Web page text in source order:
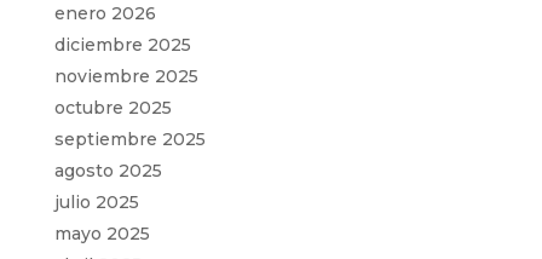
enero 2026
diciembre 2025
noviembre 2025
octubre 2025
septiembre 2025
agosto 2025
julio 2025
mayo 2025